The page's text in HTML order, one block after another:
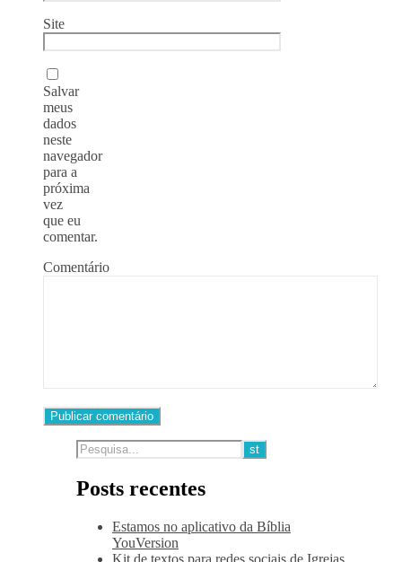
Site
Salvar
meus
dados
neste
navegador
para a
próxima
vez
que eu
comentar.
Comentário
Posts recentes
Estamos no aplicativo da Bíblia
YouVersion
Kit de textos para redes sociais de Igrejas